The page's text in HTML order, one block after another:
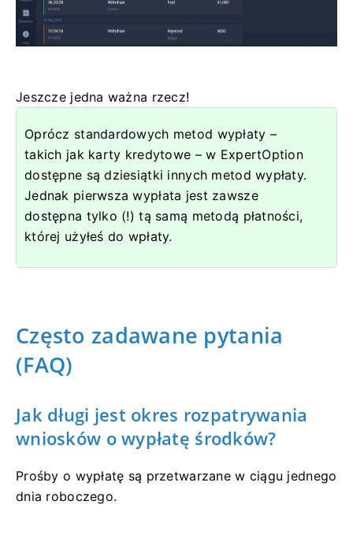
Jeszcze jedna ważna rzecz!
Oprócz standardowych metod wypłaty –
takich jak karty kredytowe – w ExpertOption
dostępne są dziesiątki innych metod wypłaty.
Jednak pierwsza wypłata jest zawsze
dostępna tylko (!) tą samą metodą płatności,
której użyłeś do wpłaty.
Często zadawane pytania
(FAQ)
Jak długi jest okres rozpatrywania
wniosków o wypłatę środków?
Prośby o wypłatę są przetwarzane w ciągu jednego
dnia roboczego.